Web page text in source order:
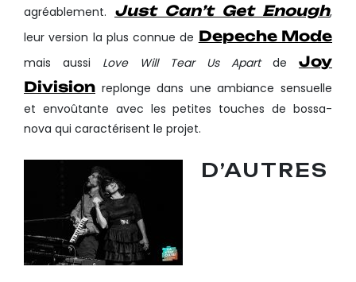
agréablement. Just Can’t Get Enough,
leur version la plus connue de Depeche Mode
mais aussi Love Will Tear Us Apartde Joy
Division replonge dans une ambiance sensuelle
et envoûtante avec les petites touches de bossa-
nova qui caractérisent le projet.
D’AUTRES